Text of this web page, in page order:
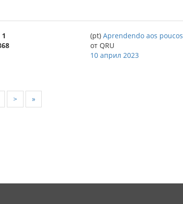
1
(pt) Aprendendo aos poucos
от QRU
10 април 2023
> »